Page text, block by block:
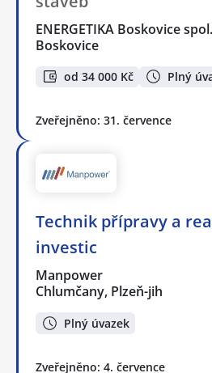
ENERGETIKA Boskovice
Boskovice
od 34 000 Kč Plný
Zveřejněno: 31. července
Technik přípravy a
investic
Manpower
Chlumčany, Plzeň-jih
Plný úvazek
Zveřejněno: 4. července